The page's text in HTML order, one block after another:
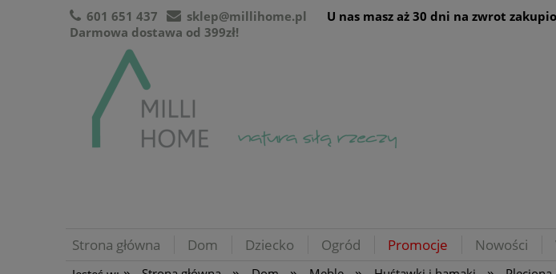
601 651 437
sklep@millihome.pl
Darmowa dostawa od 399zł!
U nas masz aż 30 dni na zwrot
Strona główna Dom Dziecko Ogród Promocje Nowości